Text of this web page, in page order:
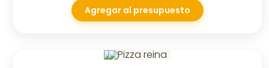
Agregar al presupuesto